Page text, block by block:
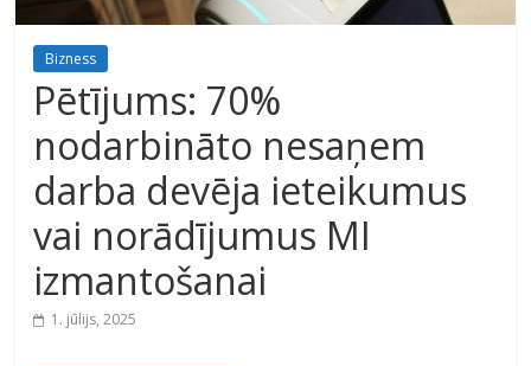
Bizness
Pētījums: 70%
nodarbināto nesaņem
darba devēja ieteikumus
vai norādījumus MI
izmantošanai
1. jūlijs, 2025